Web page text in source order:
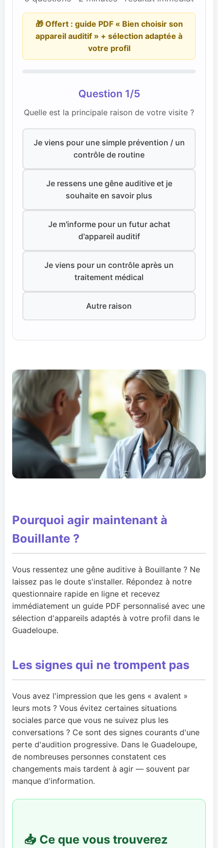
🎁 Offert : guide PDF « Bien choisir son
appareil auditif » + sélection adaptée à
votre profil
Question 1/5
Quelle est la principale raison de votre visite ?
Je viens pour une simple prévention / un
contrôle de routine
Je ressens une gêne auditive et je
souhaite en savoir plus
Je m'informe pour un futur achat
d'appareil auditif
Je viens pour un contrôle après un
traitement médical
Autre raison
Pourquoi agir maintenant à
Bouillante ?
Vous ressentez une gêne auditive à Bouillante ? Ne
laissez pas le doute s'installer. Répondez à notre
questionnaire rapide en ligne et recevez
immédiatement un guide PDF personnalisé avec une
sélection d'appareils adaptés à votre profil dans le
Guadeloupe.
Les signes qui ne trompent pas
Vous avez l'impression que les gens « avalent »
leurs mots ? Vous évitez certaines situations
sociales parce que vous ne suivez plus les
conversations ? Ce sont des signes courants d'une
perte d'audition progressive. Dans le Guadeloupe,
de nombreuses personnes constatent ces
changements mais tardent à agir — souvent par
manque d'information.
📥 Ce que vous trouverez